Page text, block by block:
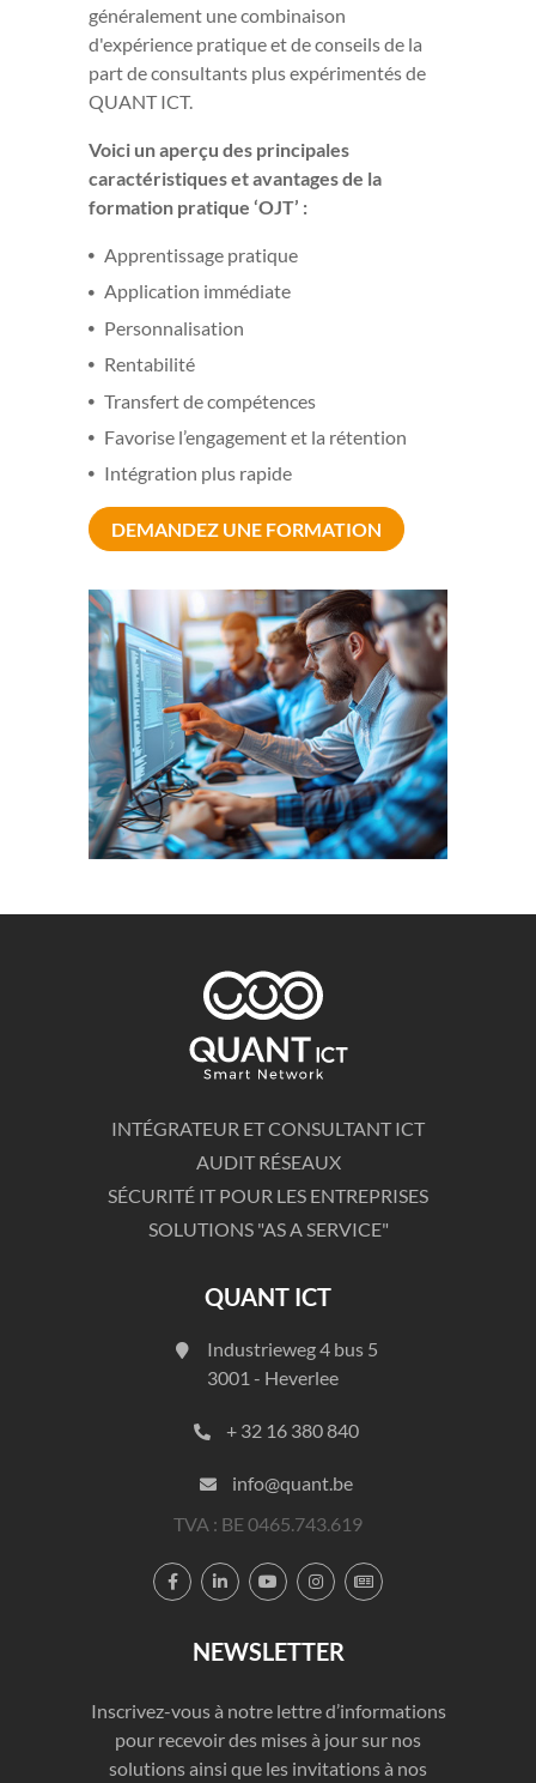
généralement une combinaison
d'expérience pratique et de conseils de la
part de consultants plus expérimentés de
QUANT ICT.
Voici un aperçu des principales
caractéristiques et avantages de la
formation pratique ‘OJT’ :
Apprentissage pratique
Application immédiate
Personnalisation
Rentabilité
Transfert de compétences
Favorise l’engagement et la rétention
Intégration plus rapide
DEMANDEZ UNE FORMATION
INTÉGRATEUR ET CONSULTANT ICT
AUDIT RÉSEAUX
SÉCURITÉ IT POUR LES ENTREPRISES
SOLUTIONS "AS A SERVICE"
QUANT ICT
Industrieweg 4 bus 5
3001 - Heverlee
+ 32 16 380 840
info@quant.be
TVA : BE 0465.743.619
    
NEWSLETTER
Inscrivez-vous à notre lettre d’informations
pour recevoir des mises à jour sur nos
solutions ainsi que les invitations à nos